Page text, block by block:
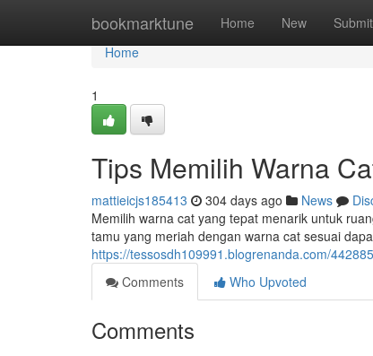
bookmarktune Home New Submit
Home
Home
1
Tips Memilih Warna
mattieicjs185413 304 days ago News
Memilih warna cat yang tepat menarik untuk
tamu yang meriah dengan warna cat sesuai
https://tessosdh109991.blogrenanda.com/
Comments
Who Upvoted
Comments